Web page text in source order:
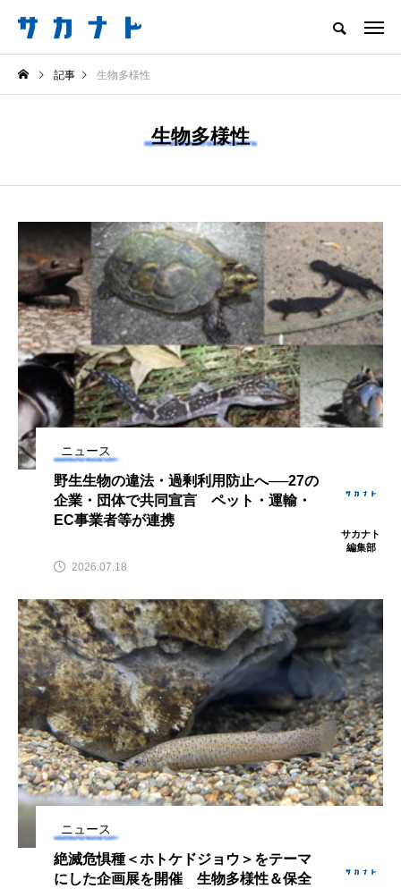
サカナをもっと好きになる
知る 食べる 楽しむ
サカナを知ろう
＜ツバメウオ＞は意外
と美味しい！ “でかい
鰭”が特徴的な魚を実
際に食べてみた
椎名まさ
2026.08.05
意外と簡単！ 100均で
買った道具で＜魚のは
く製＞を作ってみた
夏休みの自由研究にい
みのり
キーワードから探す
かんぱち
アイナメ アオウオ アオザメ
アオリイカ アカアジ アカカサゴ
アカクラゲ アカザ
アカムツ アカメ アクアリウム
アサヒガニ アザアシ アシカ アジ
アッキガイ
アブラボテ アマガエル アマゴ
記事 生物多様性
生物多様性
ニュース
野生生物の違法・過剰利用防止へ──27の
企業・団体で共同宣言 ペット・運輸・
EC事業者等が連携
サカナト
編集部
2026.07.18
ニュース
絶滅危惧種＜ホトケドジョウ＞をテーマ
にした企画展を開催 生物多様性＆保全